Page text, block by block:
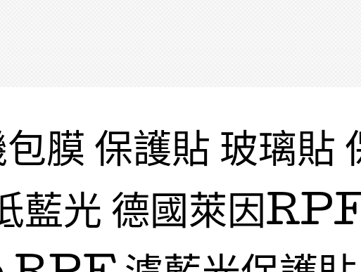
膜 保護貼 玻璃貼
藍光 德國萊因